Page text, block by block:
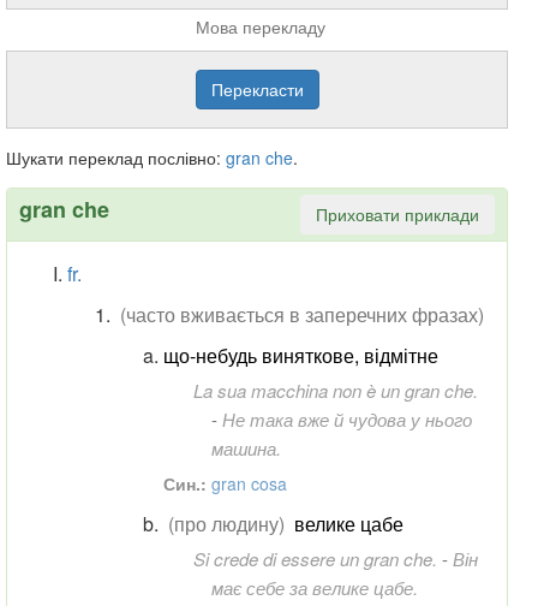
Мова перекладу
Шукати переклад послівно: gran che.
gran che Приховати приклади
fr.
(часто вживається в заперечних фразах)
що-небудь виняткове, відмітне
La sua macchina non è un gran che.
-Не така вже й чудова у нього
машина.
Син.: gran cosa
(про людину) велике цабе
Si crede di essere un gran che. -Він
має себе за велике цабе.